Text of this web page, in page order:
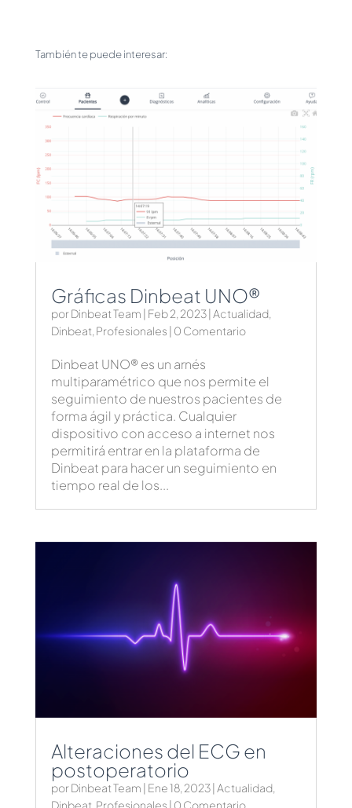
También te puede interesar:
Gráficas Dinbeat UNO®
porDinbeat Team | Feb 2, 2023| Actualidad,
Dinbeat, Profesionales | 0 Comentario
Dinbeat UNO® es un arnés
multiparamétrico que nos permite el
seguimiento de nuestros pacientes de
forma ágil y práctica. Cualquier
dispositivo con acceso a internet nos
permitirá entrar en la plataforma de
Dinbeat para hacer un seguimiento en
tiempo real de los...
Alteraciones del ECG en
postoperatorio
porDinbeat Team Ene 18, 2023| Actualidad,